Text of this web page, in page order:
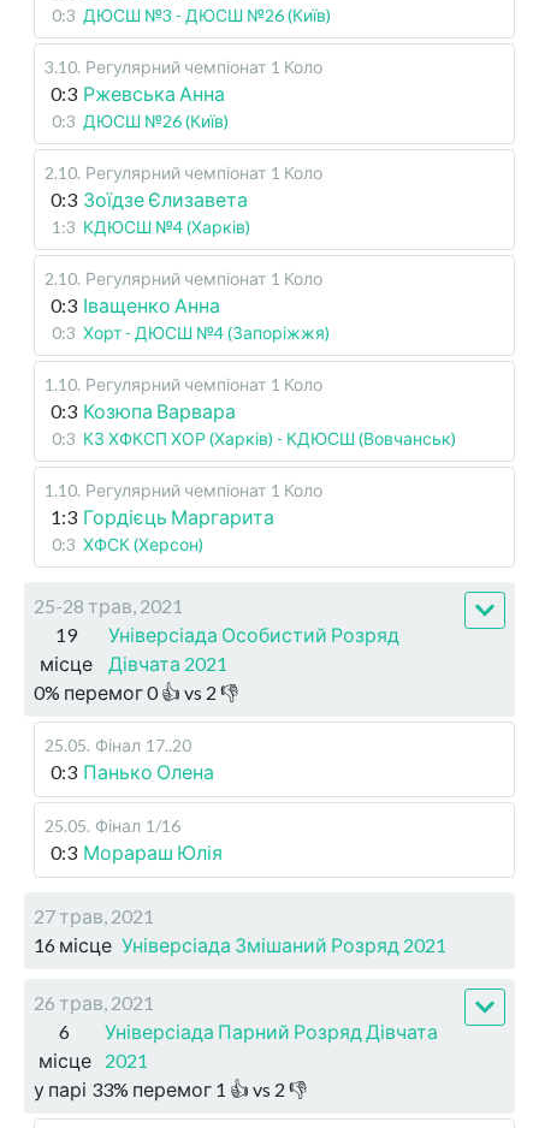
0:3 ДЮСШ №3 - ДЮСШ №26 (Київ)
3.10. Регулярний чемпіонат 1 Коло
0:3 Ржевська Анна
0:3 ДЮСШ №26 (Київ)
2.10. Регулярний чемпіонат 1 Коло
0:3 Зоїдзе Єлизавета
1:3 КДЮСШ №4 (Харків)
2.10. Регулярний чемпіонат 1 Коло
0:3 Іващенко Анна
0:3 Хорт - ДЮСШ №4 (Запоріжжя)
1.10. Регулярний чемпіонат 1 Коло
0:3 Козюпа Варвара
0:3 КЗ ХФКСП ХОР (Харків) - КДЮСШ (Вовчанськ)
1.10. Регулярний чемпіонат 1 Коло
1:3 Гордієць Маргарита
0:3 ХФСК (Херсон)
25-28 трав, 2021
19
місце
Універсіада Особистий Розряд
Дівчата 2021
0% перемог0👍 vs 2 👎
25.05. Фінал 17..20
0:3 Панько Олена
25.05. Фінал 1/16
0:3 Морараш Юлія
27 трав, 2021
16 місце Універсіада Змішаний Розряд 2021
26 трав, 2021
6
місце
Універсіада Парний Розряд Дівчата
2021
у парі 33% перемог 1 👍 vs 2 👎